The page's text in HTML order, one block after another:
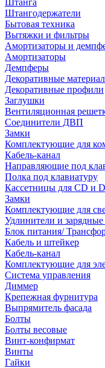
Штанга
Штангодержатели
Бытовая техника
Вытяжки и фильтры
Амортизаторы и
Амортизаторы
Демпферы
Декоративные
Декоративные профили
Заглушки
Вентиляционная
Соединители ДВП
Замки
Комплектующие для
Кабель-канал
Направляющие под
Полка под клавиатуру
Кассетницы для CD и
Замки
Комплектующие для
Удлинители и зарядные
Блок питания/
Кабель и штейкер
Кабель-канал
Комплектующие для
Система управления
Диммер
Крепежная фурнитура
Выпрямитель фасада
Болты
Болты весовые
Винт-конфирмат
Винты
Гайки